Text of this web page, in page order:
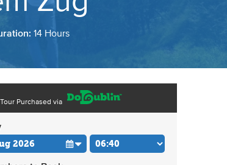
14 Hours
Tour Purchased via